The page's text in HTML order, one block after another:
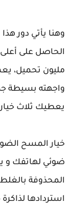
مليون تحميل،
واجهته بسيطة
يعطيك ثلاث
خيار المسح
ضوئي لهاتفك و
المحذوفة
استردادها